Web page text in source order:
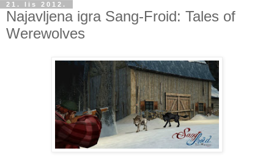
21. lis 2012.
Najavljena igra Sang-Froid: Tales of
Werewolves